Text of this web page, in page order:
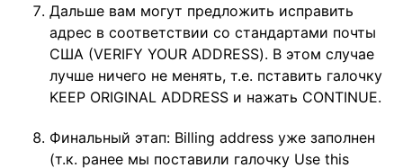
Дальше вам могут предложить исправить
адрес в соответствии со стандартами почты
США (VERIFY YOUR ADDRESS). В этом случае
лучше ничего не менять, т.е. пставить галочку
KEEP ORIGINAL ADDRESS и нажать CONTINUE.
Финальный этап: Billing address уже заполнен
(т.к. ранее мы поставили галочку Use this